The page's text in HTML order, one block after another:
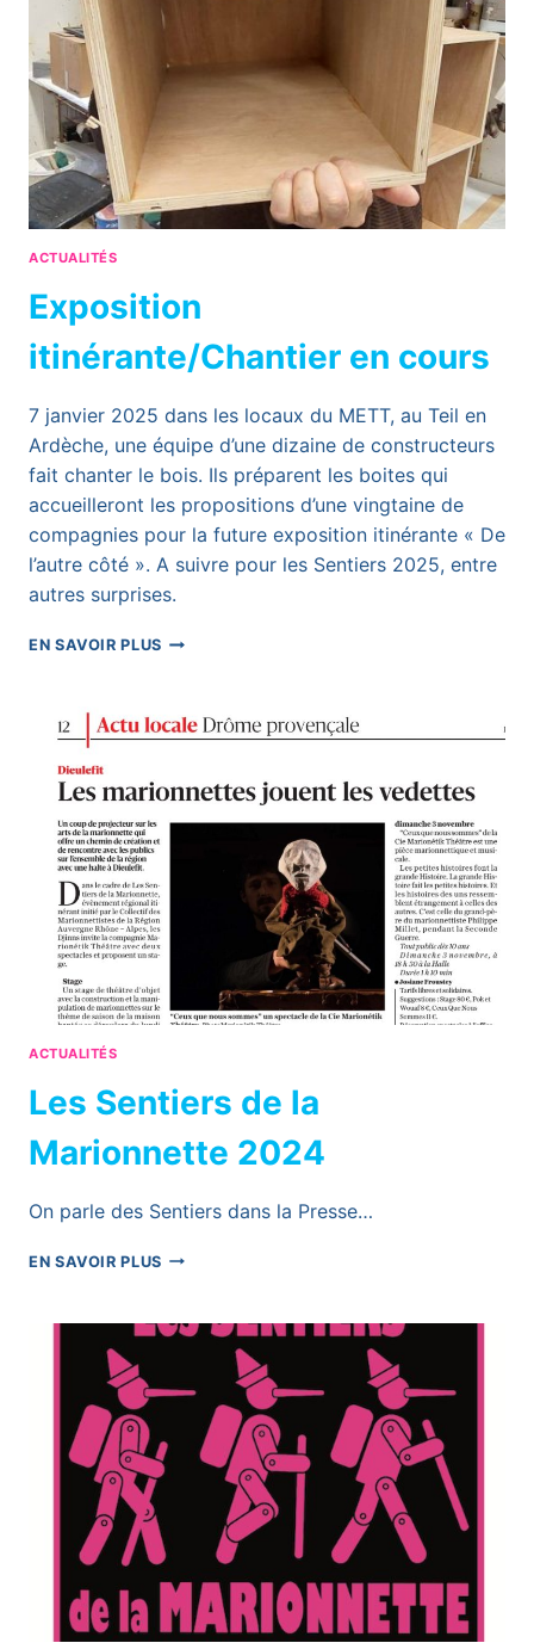
/
SAVE
DATE!
ACTUALITÉS
Exposition
itinérante/Chantier en cours
7 janvier 2025 dans les locaux du METT, au Teil en
Ardèche, une équipe d’une dizaine de constructeurs
fait chanter le bois. Ils préparent les boites qui
accueilleront les propositions d’une vingtaine de
compagnies pour la future exposition itinérante « De
l’autre côté ». A suivre pour les Sentiers 2025, entre
autres surprises.
EN SAVOIR PLUSEXPOSITION
ACTUALITÉS
Les Sentiers de la
Marionnette 2024
On parle des Sentiers dans la Presse…
EN SAVOIR PLUSLES
LA
MARIONNETTE